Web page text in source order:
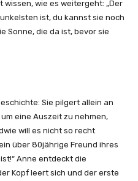
wie es weitergeht: „Der
ist, du kannst sie noch
Sonne, die da ist, bevor sie
Sie pilgert allein an
eine Auszeit zu nehmen,
will es nicht so recht
über 80jährige Freund ihres
Anne entdeckt die
Kopf leert sich und der erste